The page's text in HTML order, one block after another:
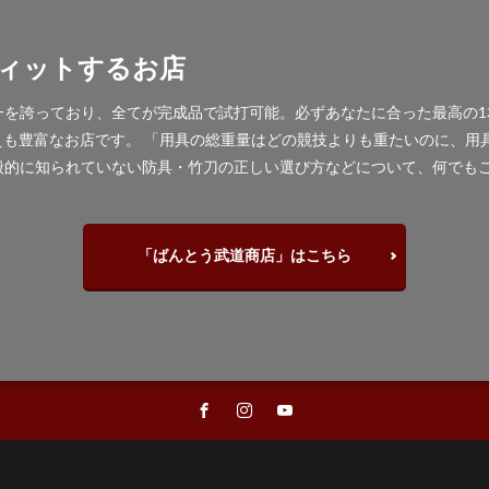
ットするお店
誇っており、全てが完成品で試打可能。必ずあなたに合った最高
豊富なお店です。 「用具の総重量はどの競技よりも重たいのに、
に知られていない防具・竹刀の正しい選び方などについて、何でも
「ばんとう武道商店」はこちら